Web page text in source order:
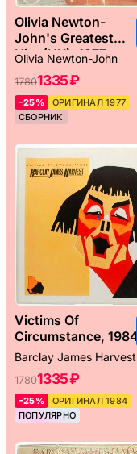
Olivia Newton-
John's Greatest
Hits (UK), 1977
Olivia Newton-John
17801335 ₽
–25%
ОРИГИНАЛ 1977
СБОРНИК
Victims Of
Circumstance, 1984
Barclay James Harvest
17801335 ₽
–25%
ОРИГИНАЛ 1984
ПОПУЛЯРНО